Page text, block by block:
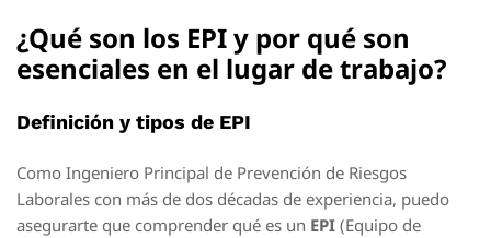
¿Qué son los EPI y por qué son
esenciales en el lugar de trabajo?
Definición y tipos de EPI
Como Ingeniero Principal de Prevención de Riesgos
Laborales con más de dos décadas de experiencia, puedo
asegurarte que comprender qué es un EPI (Equipo de